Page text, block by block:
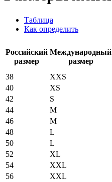
Таблица
Как определить
Российский
размер
Международный
размер
38
XXS
40
XS
42
S
44
M
46
M
48
L
50
L
52
XL
54
XXL
56
XXL